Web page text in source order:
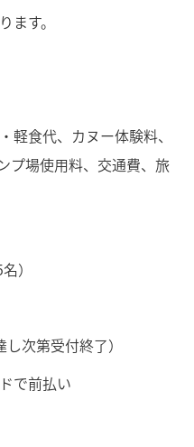
す。
食代、カヌー体験料、
プ場使用料、交通費、旅
）
次第受付終了）
で前払い